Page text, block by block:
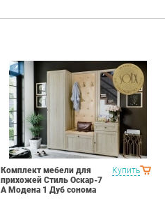
Купить
Комплект мебели для
прихожей Стиль Оскар-7
А Модена 1 Дуб сонома